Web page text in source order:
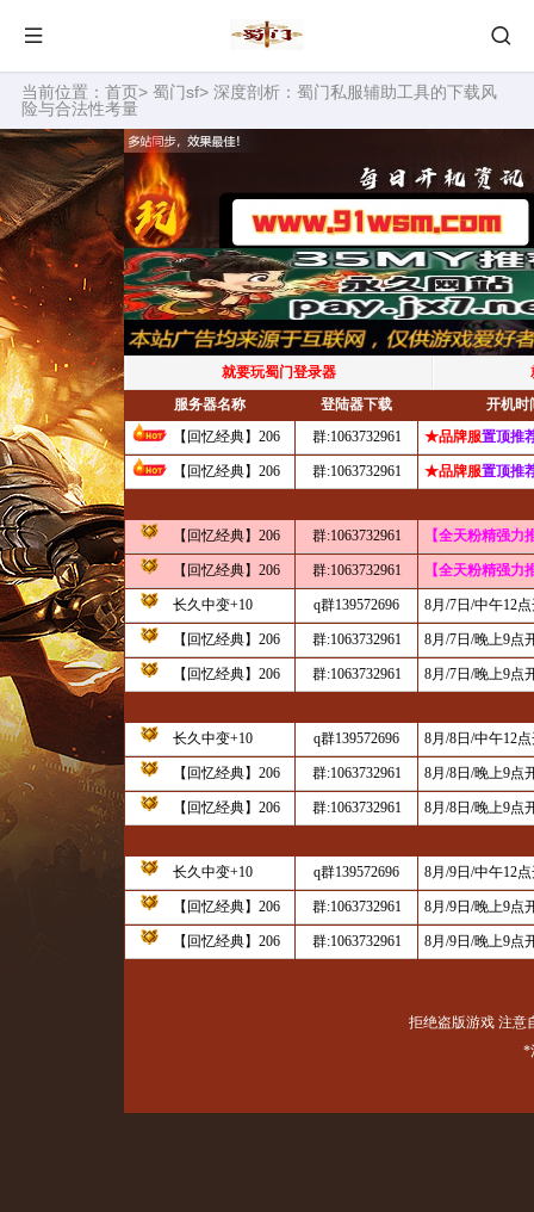
当前位置： 首页> 蜀门sf> 深度剖析：蜀门私服辅助工具的下载风
险与合法性考量